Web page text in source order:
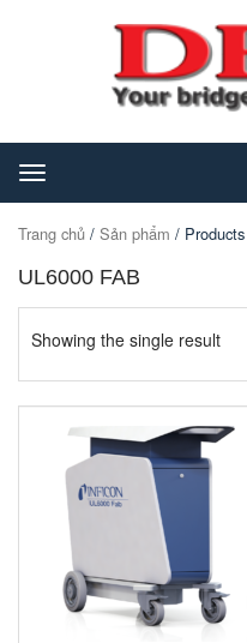
Toggle
navigation
Trang chủ / Sản phẩm /
UL6000 FAB
Showing the single result